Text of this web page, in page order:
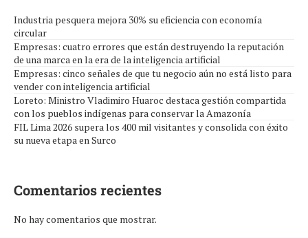
Industria pesquera mejora 30% su eficiencia con economía
circular
Empresas: cuatro errores que están destruyendo la reputación
de una marca en la era de la inteligencia artificial
Empresas: cinco señales de que tu negocio aún no está listo para
vender con inteligencia artificial
Loreto: Ministro Vladimiro Huaroc destaca gestión compartida
con los pueblos indígenas para conservar la Amazonía
FIL Lima 2026 supera los 400 mil visitantes y consolida con éxito
su nueva etapa en Surco
Comentarios recientes
No hay comentarios que mostrar.